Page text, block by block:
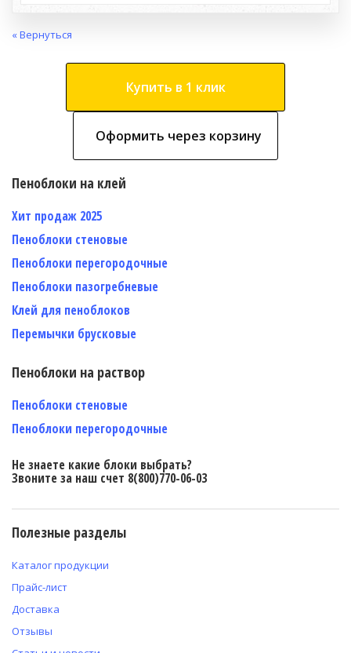
« Вернуться
Купить в 1 клик
Оформить через корзину
Пеноблоки на клей
Хит продаж 2025
Пеноблоки стеновые
Пеноблоки перегородочные
Пеноблоки пазогребневые
Клей для пеноблоков
Перемычки брусковые
Пеноблоки на раствор
Пеноблоки стеновые
Пеноблоки перегородочные
Не знаете какие блоки выбрать?
Звоните за наш счет 8(800)770-06-03
Полезные разделы
Каталог продукции
Прайс-лист
Доставка
Отзывы